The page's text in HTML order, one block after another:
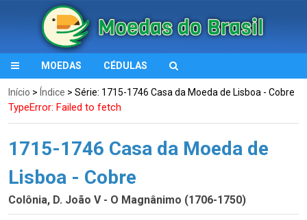
MOEDAS CÉDULAS
Início > Índice > Série: 1715-1746 Casa da Moeda de Lisboa - Cobre
TypeError: Failed to fetch
1715-1746 Casa da Moeda de
Lisboa - Cobre
Colônia, D. João V - O Magnânimo (1706-1750)